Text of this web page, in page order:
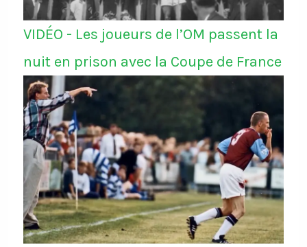
VIDÉO - Les joueurs de l’OM passent la
nuit en prison avec la Coupe de France